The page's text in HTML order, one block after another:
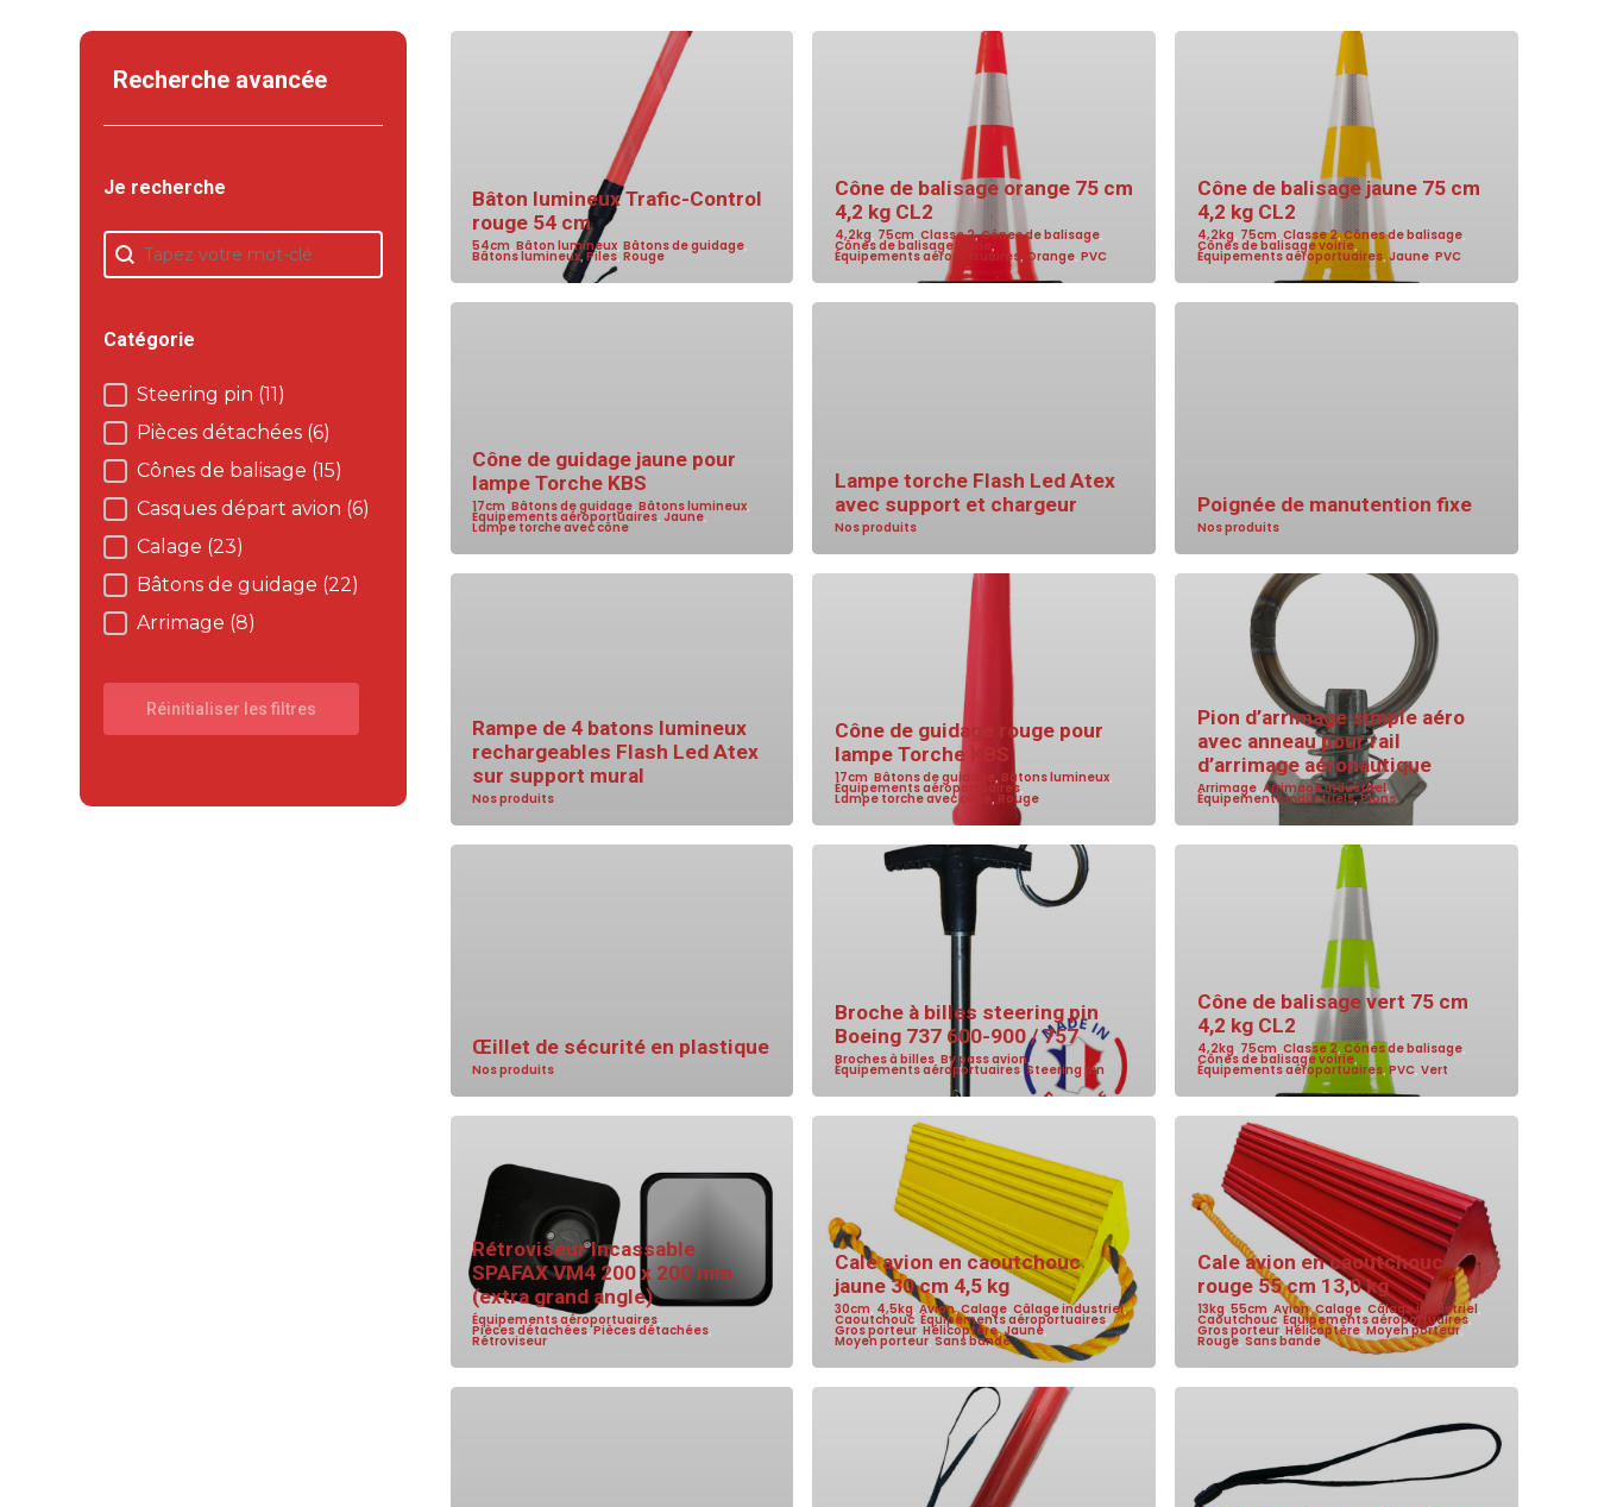
Recherche avancée
Je recherche
Je recherche
Je recherche
Catégorie
Catégorie
Steering pin (11)
Pièces détachées (6)
Cônes de balisage (15)
Casques départ avion (6)
Calage (23)
Bâtons de guidage (22)
Arrimage (8)
Réinitialiser les filtres
Bâton lumineux Trafic-Control
rouge 54 cm
54cm ,Bâton lumineux ,Bâtons de guidage
Bâtons lumineux,Piles,Rouge
Cône de balisage orange 75 cm
4,2 kg CL2
4,2kg 75cm Classe 2,Cônes de balisage,
Cônes de balisage voirie
Équipements aéroportuaires Orange, PVC
Cône de balisage jaune 75 cm
4,2 kg CL2
4,2kg 75cm Classe 2,Cônes de balisage,
Cônes de balisage voirie,
Équipements aéroportuaires,Jaune, PVC
Cône de guidage jaune pour
lampe Torche KBS
17cm ,Bâtons de guidage ,Bâtons lumineux
Équipements aéroportuaires Jaune
Lampe torche avec cône
Lampe torche Flash Led Atex
avec support et chargeur
Nos produits
Poignée de manutention fixe
Nos produits
Rampe de 4 batons lumineux
rechargeables Flash Led Atex
sur support mural
Nos produits
Cône de guidage rouge pour
lampe Torche KBS
17cm Bâtons de guidage Bâtons lumineux,
Équipements aéroportuaires,
Lampe torche avec cône Rouge
Pion d’arrimage simple aéro
avec anneau pour rail
d’arrimage aéronautique
Arrimage, Arrimage industriel,
Équipements industriels,Pions
Œillet de sécurité en plastique
Nos produits
Broche à billes steering pin
Boeing 737 600-900 / 757
Broches à billes, By pass avion,
Équipements aéroportuaires,Steering pin
Cône de balisage vert 75 cm
4,2 kg CL2
4,2kg 75cm Classe 2 Cônes de balisage,
Cônes de balisage voirie,
Équipements aéroportuaires,PVC Vert
Rétroviseur Incassable
SPAFAX VM4 200 x 200 mm
(extra grand angle)
Équipements aéroportuaires
Pièces détachées,Pièces détachées
Rétroviseur
Cale avion en caoutchouc
jaune 30 cm 4,5 kg
30cm 4,5kg Avion,Calage, Câlage industriel,
Caoutchouc, Équipements aéroportuaires,
Gros porteur, Hélicoptère,Jaune,
Moyen porteur, Sans bande
Cale avion en caoutchouc
rouge 55 cm 13,0 kg
13kg 55cm Avion,Calage, Câlage industriel
Caoutchouc, Équipements aéroportuaires,
Gros porteur, Hélicoptère, Moyen porteur,
Rouge, Sans bande